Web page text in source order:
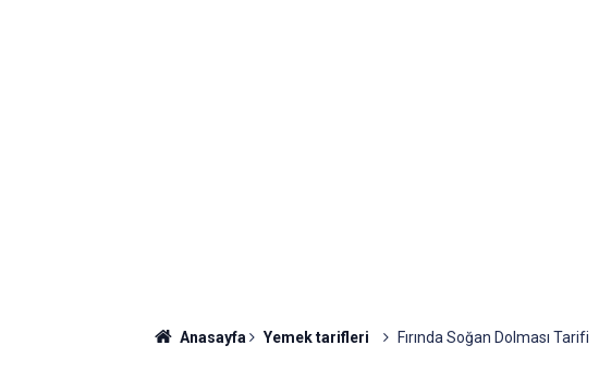
Anasayfa Yemek tarifleri Fırında Soğan Dolması Tarifi